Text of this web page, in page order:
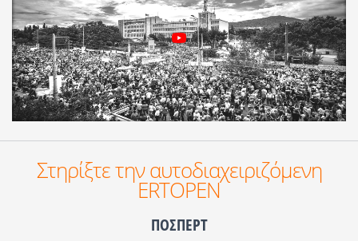
Στηρίξτε την αυτοδιαχειριζόμενη
ERTOPEN
ΠΟΣΠΕΡΤ